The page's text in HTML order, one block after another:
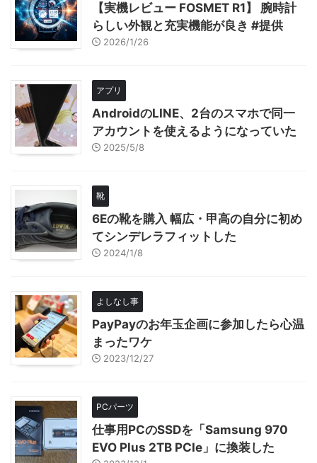
【実機レビュー FOSMET R1】 腕時計
らしい外観と充実機能が良き #提供
2026/1/26
アプリ
AndroidのLINE、2台のスマホで同一
アカウントを使えるようになっていた
2025/5/8
靴
6Eの靴を購入 幅広・甲高の自分に初め
てシンデレラフィットした
2024/1/8
よしなし事
PayPayのお年玉企画に参加したら心温
まったワケ
2023/12/27
PCパーツ
仕事用PCのSSDを「Samsung 970
EVO Plus 2TB PCIe」に換装した